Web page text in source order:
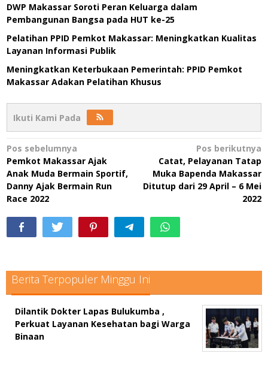
DWP Makassar Soroti Peran Keluarga dalam
Pembangunan Bangsa pada HUT ke-25
Pelatihan PPID Pemkot Makassar: Meningkatkan Kualitas
Layanan Informasi Publik
Meningkatkan Keterbukaan Pemerintah: PPID Pemkot
Makassar Adakan Pelatihan Khusus
Ikuti Kami Pada
Navigasi
pos
Pos sebelumnya
Pemkot Makassar Ajak
Anak Muda Bermain Sportif,
Danny Ajak Bermain Run
Race 2022
Pos berikutnya
Catat, Pelayanan Tatap
Muka Bapenda Makassar
Ditutup dari 29 April – 6 Mei
2022
Berita Terpopuler Minggu Ini
Dilantik Dokter Lapas Bulukumba ,
Perkuat Layanan Kesehatan bagi Warga
Binaan